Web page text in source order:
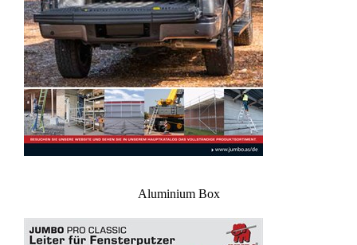
Aluminium Box